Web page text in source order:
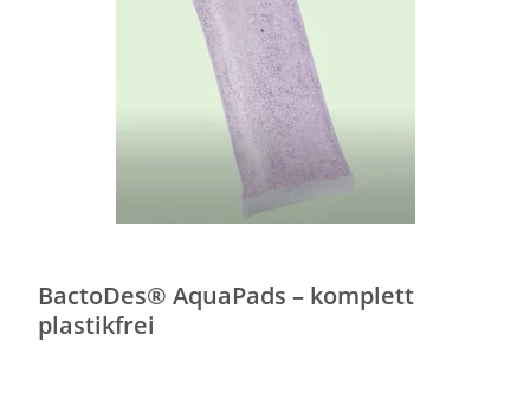
BactoDes® AquaPads – komplett
plastikfrei